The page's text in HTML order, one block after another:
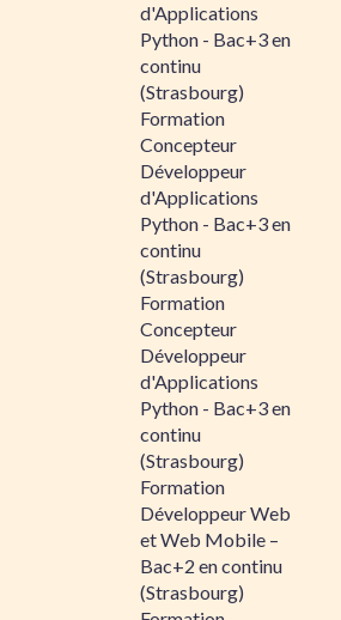
d'Applications
Python - Bac+3 en
continu
(Strasbourg)
Formation
Concepteur
Développeur
d'Applications
Python - Bac+3 en
continu
(Strasbourg)
Formation
Concepteur
Développeur
d'Applications
Python - Bac+3 en
continu
(Strasbourg)
Formation
Développeur Web
et Web Mobile –
Bac+2 en continu
(Strasbourg)